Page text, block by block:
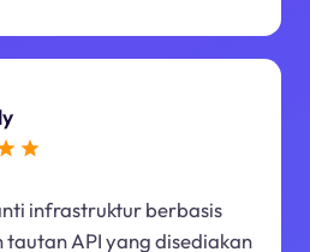
infrastruktur berbasis
tautan API yang disediakan